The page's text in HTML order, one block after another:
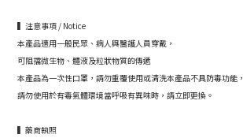
▍注意事項 / Notice
本產品適用一般民眾、病人與醫護人員穿戴，
可阻擋微生物、體液及粒狀物質的傳遞
本產品為一次性口罩，請勿重覆使用或清洗本產品不具防毒功能，
請勿使用於有毒氣體環境當呼吸有異味時，請立即更換。
▍藥商執照